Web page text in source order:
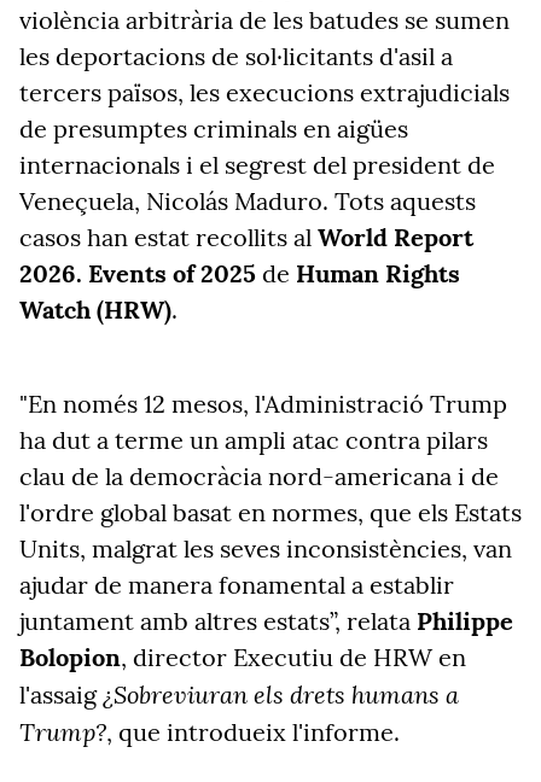
violència arbitrària de les batudes se sumen
les deportacions de sol·licitants d'asil a
tercers països, les execucions extrajudicials
de presumptes criminals en aigües
internacionals i el segrest del president de
Veneçuela, Nicolás Maduro. Tots aquests
casos han estat recollits al World Report
2026. Events of 2025 de Human Rights
Watch (HRW).
"En només 12 mesos, l'Administració Trump
ha dut a terme un ampli atac contra pilars
clau de la democràcia nord-americana i de
l'ordre global basat en normes, que els Estats
Units, malgrat les seves inconsistències, van
ajudar de manera fonamental a establir
juntament amb altres estats”, relata Philippe
Bolopion, director Executiu de HRW en
l'assaig ¿Sobreviuran els drets humans a
Trump?, que introdueix l'informe.